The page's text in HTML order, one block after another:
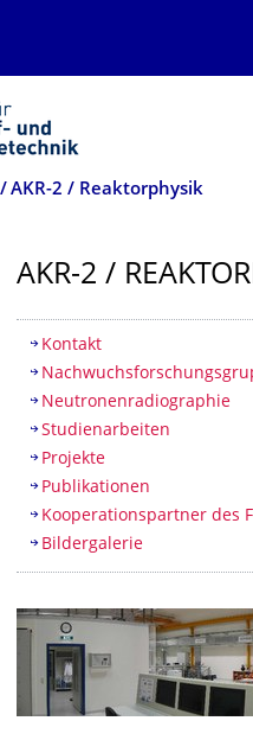
AKR-2 / Reaktorphysik
AKR-2 /
Inhaltsverzeichnis
Kontakt
Neutronenradiographie
Studienarbeiten
Projekte
Publikationen
Kooperationspartner des
Bildergalerie